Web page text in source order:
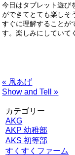
今日はタブレット遊び
ができてとても楽しそ
すぐに理解することが
す。楽しみにしていて
« 凧あげ
Show and Tell »
カテゴリー
AKG
AKP 幼稚部
AKS 初等部
すくすくファーム